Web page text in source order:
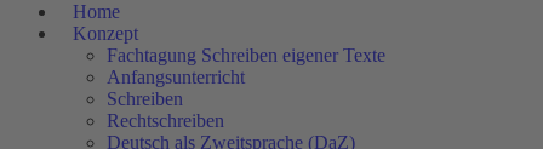
Home
Konzept
Fachtagung Schreiben eigener Texte
Anfangsunterricht
Schreiben
Rechtschreiben
Deutsch als Zweitsprache (DaZ)